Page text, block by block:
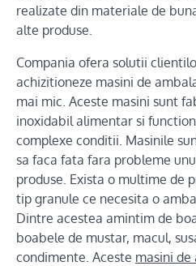
realizate din materiale de
alte produse.
Compania ofera solutii
achizitioneze masini de
mai mic. Aceste masini sunt
inoxidabil alimentar si
complexe conditii. Masinile
sa faca fata fara probleme
produse. Exista o multime de
tip granule ce necesita o
Dintre acestea amintim de
boabele de mustar, macul,
condimente. Aceste masini